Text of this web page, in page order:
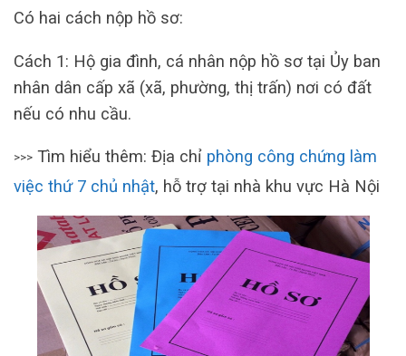
Có hai cách nộp hồ sơ:
Cách 1: Hộ gia đình, cá nhân nộp hồ sơ tại Ủy ban
nhân dân cấp xã (xã, phường, thị trấn) nơi có đất
nếu có nhu cầu.
>>> Tìm hiểu thêm: Địa chỉ phòng công chứng làm
việc thứ 7 chủ nhật, hỗ trợ tại nhà khu vực Hà Nội